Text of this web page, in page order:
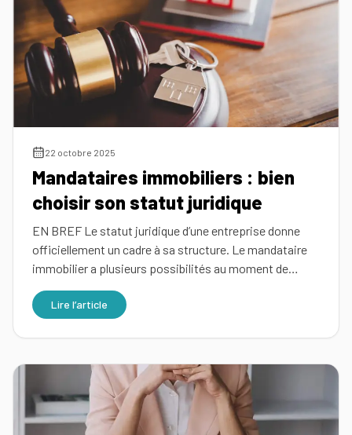
Nos
formations
Simulez
vos
Profil
Mandataire
Réserver
place
pour
réunion
d'info
Tous
nos
22 octobre 2025
Mandataires immobiliers : bien
choisir son statut juridique
EN BREF Le statut juridique d’une entreprise donne
officiellement un cadre à sa structure. Le mandataire
immobilier a plusieurs possibilités au moment de…
Lire l’article